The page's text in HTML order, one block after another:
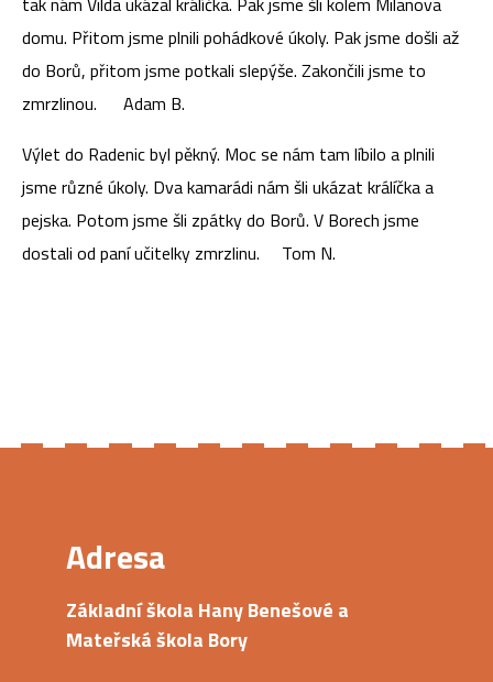
domu. Přitom jsme plnili pohádkové úkoly. Pak jsme došli až
do Borů, přitom jsme potkali slepýše. Zakončili jsme to
zmrzlinou. Adam B.
Výlet do Radenic byl pěkný. Moc se nám tam líbilo a plnili
jsme různé úkoly. Dva kamarádi nám šli ukázat králíčka a
pejska. Potom jsme šli zpátky do Borů. V Borech jsme
dostali od paní učitelky zmrzlinu. Tom N.
Adresa
Základní škola Hany Benešové a
Mateřská škola Bory